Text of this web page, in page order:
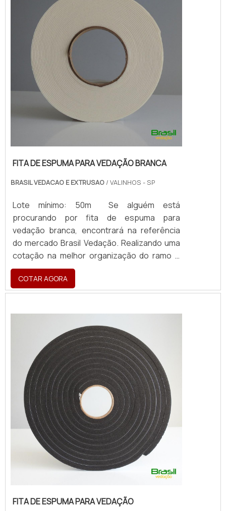
FITA DE ESPUMA PARA VEDAÇÃO BRANCA
BRASIL VEDACAO E EXTRUSAO / VALINHOS - SP
Lote mínimo: 50m Se alguém está
procurando por fita de espuma para
vedação branca, encontrará na referência
do mercado Brasil Vedação. Realizando uma
cotação na melhor organização do ramo e
descobrindo a maior referência de qualidade
da área de atuação. Quando a busca é por
fita de espuma para vedação branca, com a
ou amarelam. MAIS SOBRE FITA DE ESPUM...
COTAR AGORA
FITA DE ESPUMA PARA VEDAÇÃO